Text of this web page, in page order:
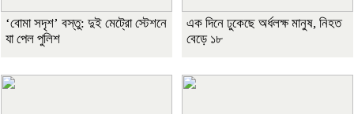
‘বোমা সদৃশ’ বস্তু: দুই মেট্রো স্টেশনে
যা পেল পুলিশ
এক দিনে ঢুকেছে অর্ধলক্ষ মানুষ, নিহত
বেড়ে ১৮